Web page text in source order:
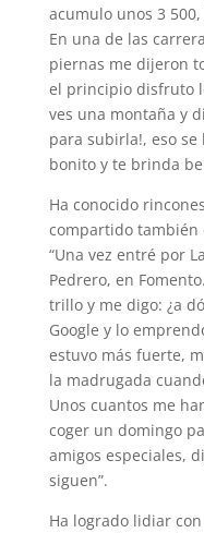
acumulo unos 3
En una de las
piernas me dijeron
el principio disfruto
ves una montaña y
para subirla!, eso
bonito y te brinda
Ha conocido
compartido también
“Una vez entré por
Pedrero, en
trillo y me digo: ¿a
Google y lo
estuvo más fuerte,
la madrugada
Unos cuantos me
coger un domingo
amigos especiales,
siguen”.
Ha logrado lidiar